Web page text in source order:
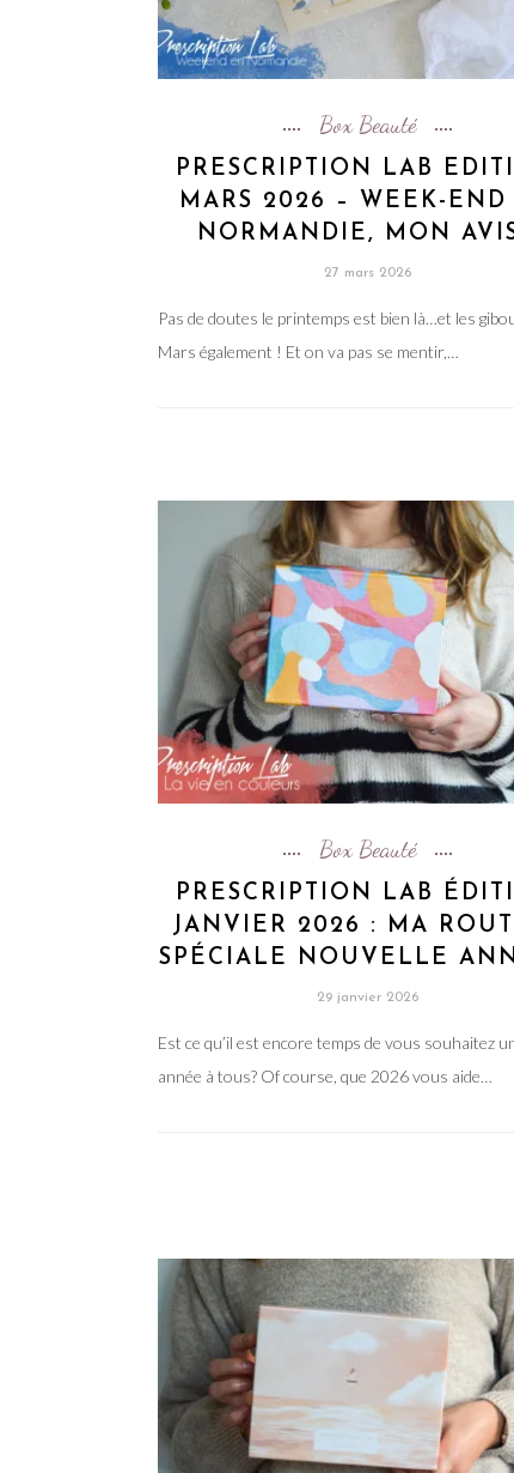
Box Beauté
PRESCRIPTION LAB
MARS 2026 – WEEK-END
NORMANDIE, MON
27 mars 2026
Pas de doutes le printemps est bien là…et les
Mars également ! Et on va pas se mentir,…
Box Beauté
PRESCRIPTION LAB
JANVIER 2026 : MA
SPÉCIALE NOUVELLE
29 janvier 2026
Est ce qu’il est encore temps de vous souhaitez
année à tous? Of course, que 2026 vous aide…